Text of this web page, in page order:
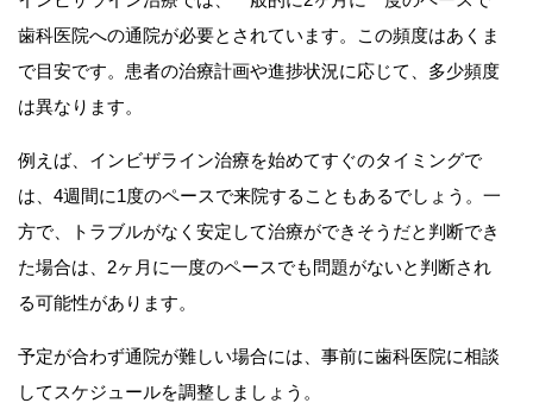
歯科医院への通院が必要とされています。この頻度はあくま
で目安です。患者の治療計画や進捗状況に応じて、多少頻度
は異なります。
例えば、インビザライン治療を始めてすぐのタイミングで
は、4週間に1度のペースで来院することもあるでしょう。一
方で、トラブルがなく安定して治療ができそうだと判断でき
た場合は、2ヶ月に一度のペースでも問題がないと判断され
る可能性があります。
予定が合わず通院が難しい場合には、事前に歯科医院に相談
してスケジュールを調整しましょう。